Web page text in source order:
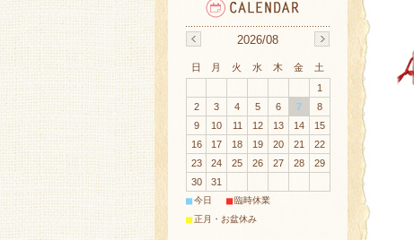
2026/08
日 月 火 水 木 金
土
1
2
3 4 5 6 7
8
9
10 11 12 13 14
15
16
17 18 19 20 21
22
23
24 25 26 27 28
29
30
31
■今日 ■臨時休業
■正月・お盆休み